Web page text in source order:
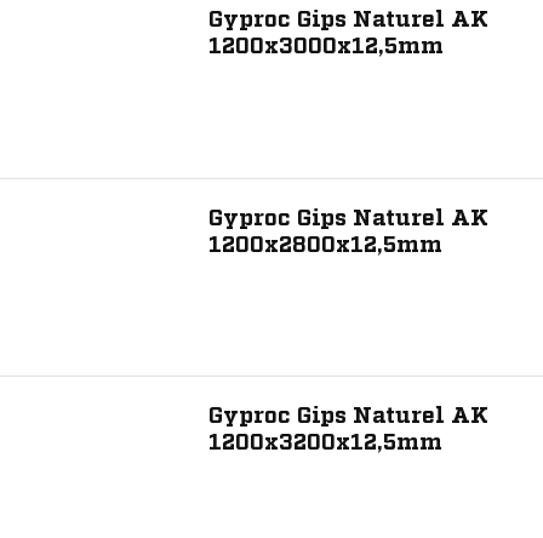
1200
Gyproc Gips Naturel AK
1200x3000x12,5mm
Gyproc Gips Naturel AK
1200x2800x12,5mm
Gyproc Gips Naturel AK
1200x3200x12,5mm